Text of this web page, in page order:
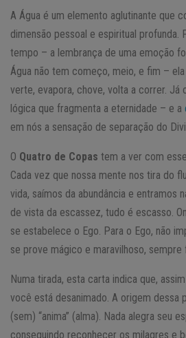
A Água é um elemento aglutinante que
dimensão pessoal e espiritual profunda.
tempo – a lembrança de uma emoção
Água não tem começo, meio, e fim –
verte, evapora, chove, volta a correr. Já
lógica que fragmenta a eternidade – e a
em nós a sensação de separação do
O Quatro de Copas tem a ver com
Cada vez que nossa mente nos tira do
vida, saímos da abundância e entramos
de vista da escassez, tudo é escasso.
se estabelece o Ego. Para o Ego, não
se prove mágico e maravilhoso, sempre
Numa tirada, esta carta indica que,
você está desanimado. A origem dessa
(sem) “anima” (alma). Nada alegra seu
conseguindo reconhecer os milagres e